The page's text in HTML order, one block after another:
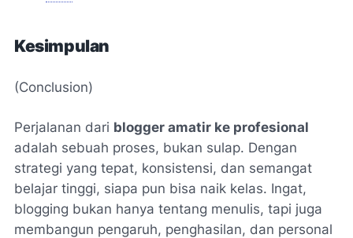
Kesimpulan
(Conclusion)
Perjalanan dari blogger amatir ke profesional
adalah sebuah proses, bukan sulap. Dengan
strategi yang tepat, konsistensi, dan semangat
belajar tinggi, siapa pun bisa naik kelas. Ingat,
blogging bukan hanya tentang menulis, tapi juga
membangun pengaruh, penghasilan, dan personal